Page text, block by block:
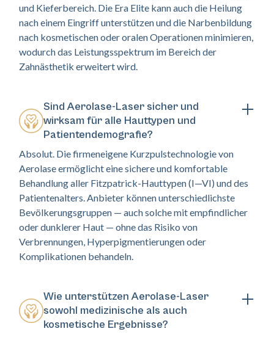
und Kieferbereich. Die Era Elite kann auch die Heilung
nach einem Eingriff unterstützen und die Narbenbildung
nach kosmetischen oder oralen Operationen minimieren,
wodurch das Leistungsspektrum im Bereich der
Zahnästhetik erweitert wird.
Sind Aerolase-Laser sicher und
wirksam für alle Hauttypen und
Patientendemografie?
Absolut. Die firmeneigene Kurzpulstechnologie von
Aerolase ermöglicht eine sichere und komfortable
Behandlung aller Fitzpatrick-Hauttypen (I—VI) und des
Patientenalters. Anbieter können unterschiedlichste
Bevölkerungsgruppen — auch solche mit empfindlicher
oder dunklerer Haut — ohne das Risiko von
Verbrennungen, Hyperpigmentierungen oder
Komplikationen behandeln.
Wie unterstützen Aerolase-Laser
sowohl medizinische als auch
kosmetische Ergebnisse?